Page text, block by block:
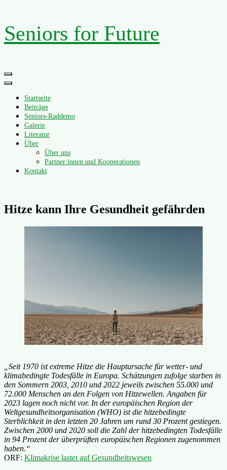
Zum
Inhalt
springen
Seniors for Future
Primäres
Menü
Startseite
Beiträge
Seniors-Raddemo
Galerie
Literatur
Über
Über uns
Partner:innen und Kooperationen
Kontakt
Hitze kann Ihre Gesundheit gefährden
„Seit 1970 ist extreme Hitze die Hauptursache für wetter- und
klimabedingte Todesfälle in Europa. Schätzungen zufolge starben in
den Sommern 2003, 2010 und 2022 jeweils zwischen 55.000 und
72.000 Menschen an den Folgen von Hitzewellen. Angaben für
2023 lagen noch nicht vor. In der europäischen Region der
Weltgesundheitsorganisation (WHO) ist die hitzebedingte
Sterblichkeit in den letzten 20 Jahren um rund 30 Prozent gestiegen.
Zwischen 2000 und 2020 soll die Zahl der hitzebedingten Todesfälle
in 94 Prozent der überprüften europäischen Regionen zugenommen
haben.“
ORF: Klimakrise lastet auf Gesundheitswesen